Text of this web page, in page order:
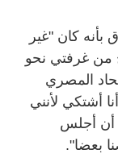
كان "غير
من غرفتي نحو
المصري
أشتكي لأنني
أن أجلس
بعضا".